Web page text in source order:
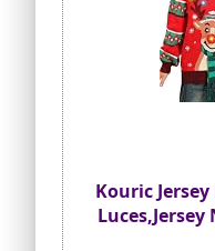
Kouric